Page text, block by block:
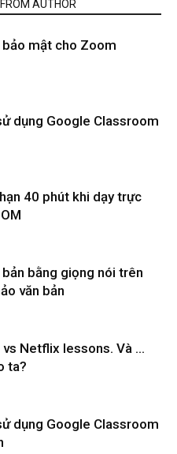
AUTHOR
mật cho Zoom
dụng Google Classroom
40 phút khi dạy trực
bản bằng giọng nói trên
văn bản
Netflix lessons. Và …
ta?
dụng Google Classroom